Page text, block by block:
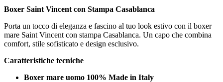
Boxer Saint Vincent con Stampa Casablanca
Porta un tocco di eleganza e fascino al tuo look estivo con il boxer
mare Saint Vincent con stampa Casablanca. Un capo che combina
comfort, stile sofisticato e design esclusivo.
Caratteristiche tecniche
Boxer mare uomo 100% Made in Italy